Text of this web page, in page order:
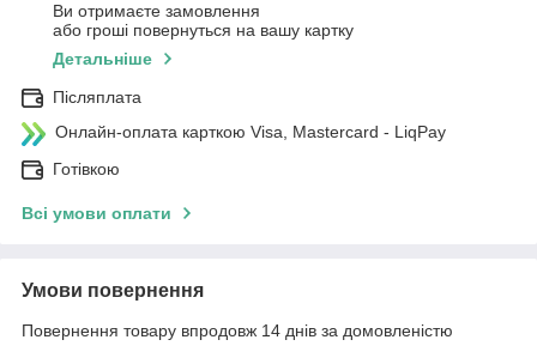
Ви отримаєте замовлення
або гроші повернуться на вашу картку
Детальніше
Післяплата
Онлайн-оплата карткою Visa, Mastercard - LiqPay
Готівкою
Всі умови оплати
Умови повернення
Повернення товару впродовж 14 днів за домовленістю